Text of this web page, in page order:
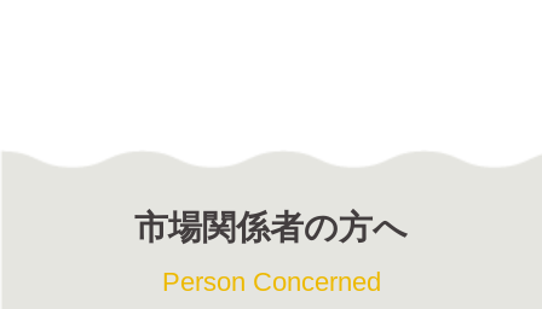
市場関係者の方へ
Person Concerned